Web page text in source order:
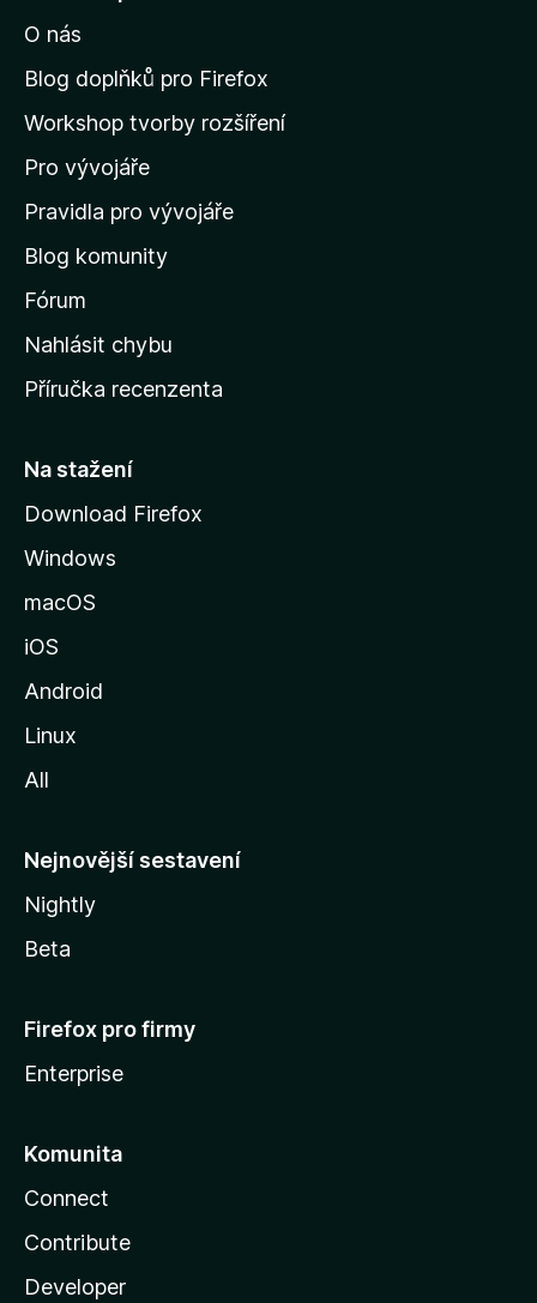
t
n
d
o
m
v
s
k
u
t
á
n
M
o
l
y
O nás
Blog doplňků pro Firefox
Workshop tvorby rozšíření
Pro vývojáře
Pravidla pro vývojáře
Blog komunity
Fórum
Nahlásit chybu
Příručka recenzenta
Na stažení
Download Firefox
Windows
macOS
iOS
Android
Linux
All
Nejnovější sestavení
Nightly
Beta
Firefox pro firmy
Enterprise
Komunita
Connect
Contribute
Developer